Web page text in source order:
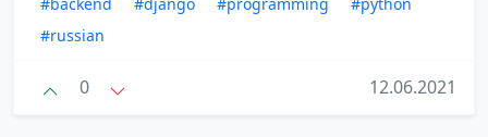
#russian
0 12.06.2021